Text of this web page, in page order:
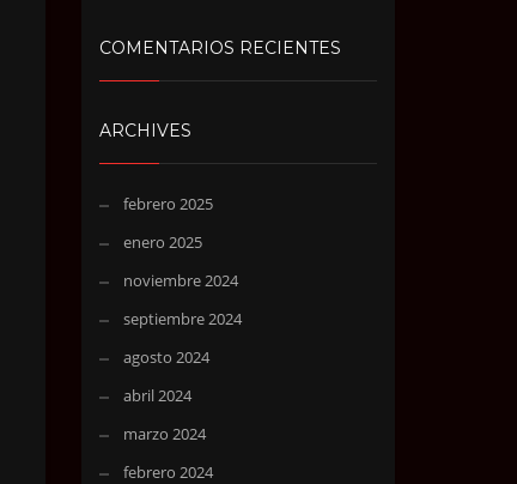
COMENTARIOS RECIENTES
ARCHIVES
febrero 2025
enero 2025
noviembre 2024
septiembre 2024
agosto 2024
abril 2024
marzo 2024
febrero 2024